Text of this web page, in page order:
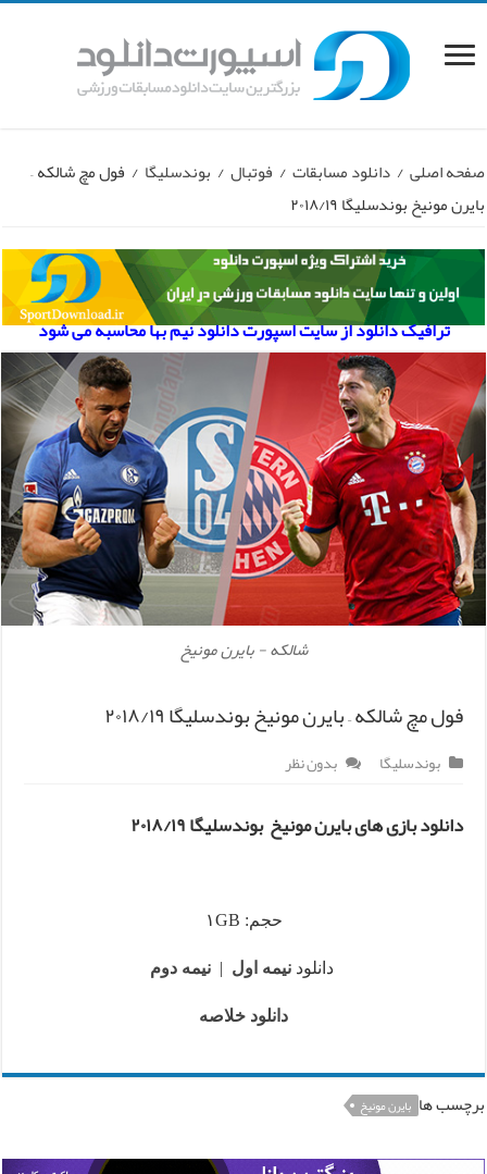
صفحه اصلی / دانلود مسابقات / فوتبال / بوندسلیگا / فول مچ شالکه –
بایرن مونیخ بوندسلیگا ۲۰۱۸/۱۹
ترافیک دانلود از سایت اسپورت دانلود نیم بها محاسبه می شود
شالکه - بایرن مونیخ
فول مچ شالکه – بایرن مونیخ بوندسلیگا ۲۰۱۸/۱۹
بوندسلیگا بدون نظر
دانلود بازی های بایرن مونیخ بوندسلیگا ۲۰۱۸/۱۹
حجم: ۱GB
دانلودنیمه اول |نیمه دوم
دانلود خلاصه
برچسب ها بایرن مونیخ